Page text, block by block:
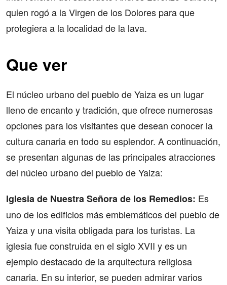
quien rogó a la Virgen de los Dolores para que
protegiera a la localidad de la lava.
Que ver
El núcleo urbano del pueblo de Yaiza es un lugar
lleno de encanto y tradición, que ofrece numerosas
opciones para los visitantes que desean conocer la
cultura canaria en todo su esplendor. A continuación,
se presentan algunas de las principales atracciones
del núcleo urbano del pueblo de Yaiza:
Iglesia de Nuestra Señora de los Remedios: Es
uno de los edificios más emblemáticos del pueblo de
Yaiza y una visita obligada para los turistas. La
iglesia fue construida en el siglo XVII y es un
ejemplo destacado de la arquitectura religiosa
canaria. En su interior, se pueden admirar varios